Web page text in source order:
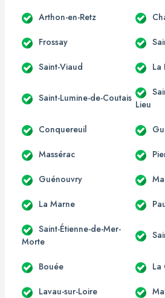
Arthon-en-Retz
Frossay
Saint-Viaud La
Saint-Lumine-de-Coutais
Lieu
Conquereuil
Massérac
Guénouvry
La Marne
Saint-Étienne-de-Mer-
Morte
Bouée La
Lavau-sur-Loire